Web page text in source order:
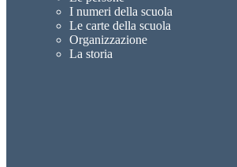
I numeri della scuola
Le carte della scuola
Organizzazione
La storia